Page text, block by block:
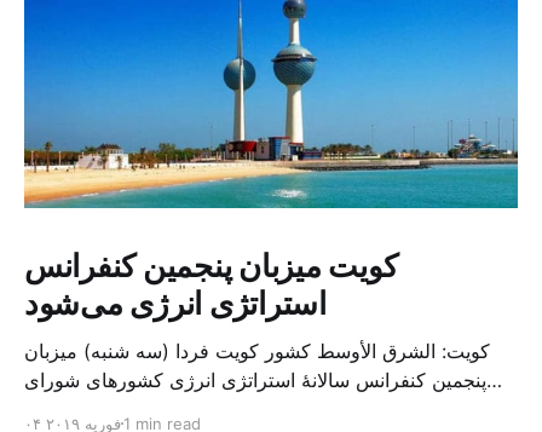
کویت میزبان پنجمین کنفرانس
استراتژی انرژی می‌شود
کویت: الشرق الأوسط کشور کویت فردا (سه شنبه) میزبان
پنجمین کنفرانس سالانهٔ استراتژی انرژی کشورهای شورای
۰۴ فوریه ۲۰۱۹1 min read